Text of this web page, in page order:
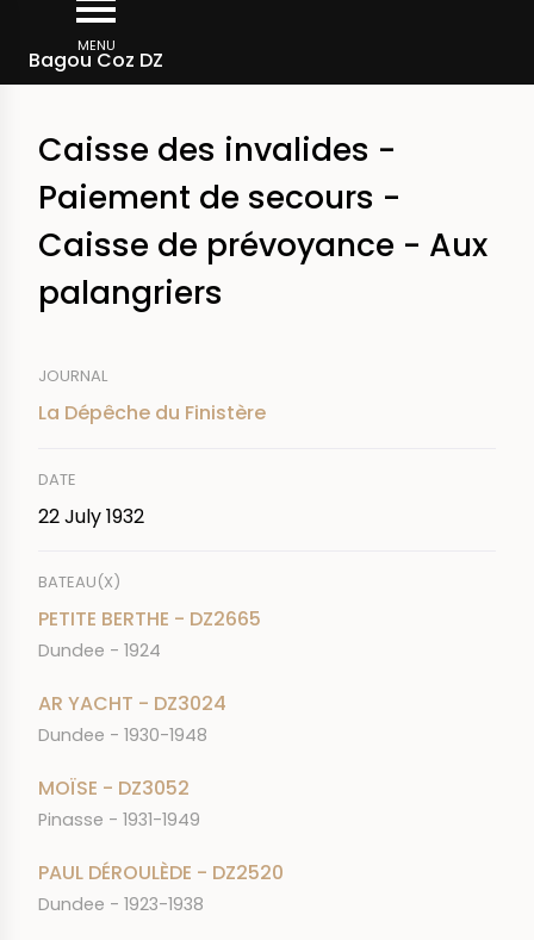
main
MENU
Bagou Coz DZ
Breadcrumb
Caisse des invalides -
Paiement de secours -
Caisse de prévoyance - Aux
palangriers
JOURNAL
La Dépêche du Finistère
DATE
22 July 1932
BATEAU(X)
PETITE BERTHE - DZ2665
Dundee - 1924
AR YACHT - DZ3024
Dundee - 1930-1948
MOÏSE - DZ3052
Pinasse - 1931-1949
PAUL DÉROULÈDE - DZ2520
Dundee - 1923-1938